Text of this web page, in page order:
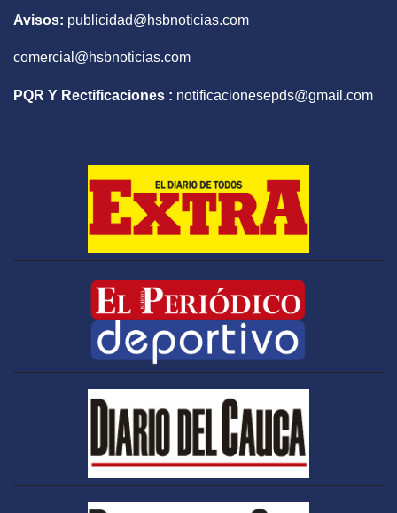
Avisos: publicidad@hsbnoticias.com
comercial@hsbnoticias.com
PQR Y Rectificaciones : notificacionesepds@gmail.com